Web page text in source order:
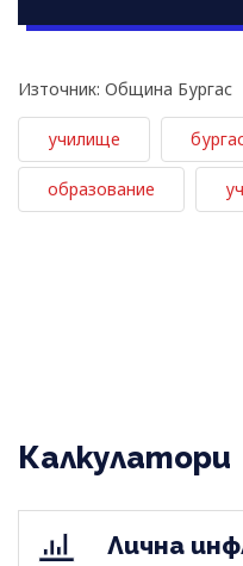
Източник: Община Бургас
училище
образование
Калкулатори
Лична